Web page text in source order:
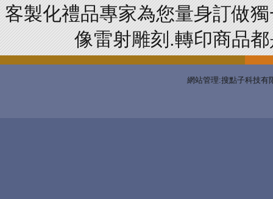
客製化禮品專家為您量身訂做
像雷射雕刻.轉印商品
網站管理:搜點子科技有